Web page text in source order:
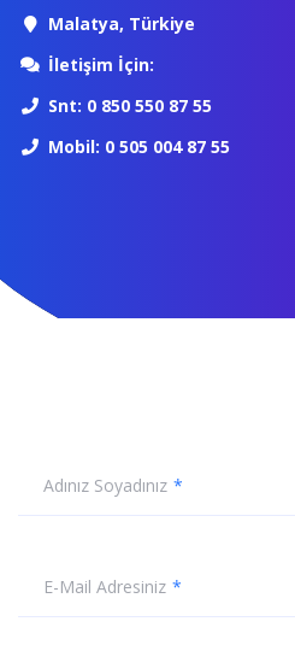
Malatya, Türkiye
İletişim İçin:
Snt: 0 850 550 87 55
Mobil: 0 505 004 87 55
Adınız Soyadınız
E-Mail Adresiniz